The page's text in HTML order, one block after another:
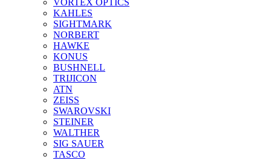
VORTEX OPTICS
KAHLES
SIGHTMARK
NORBERT
HAWKE
KONUS
BUSHNELL
TRIJICON
ATN
ZEISS
SWAROVSKI
STEINER
WALTHER
SIG SAUER
TASCO